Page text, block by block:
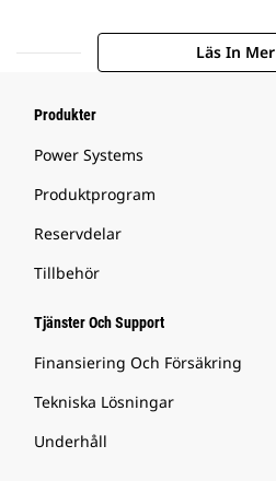
Läs In Mer
Produkter
Power Systems
Produktprogram
Reservdelar
Tillbehör
Tjänster Och Support
Finansiering Och Försäkring
Tekniska Lösningar
Underhåll